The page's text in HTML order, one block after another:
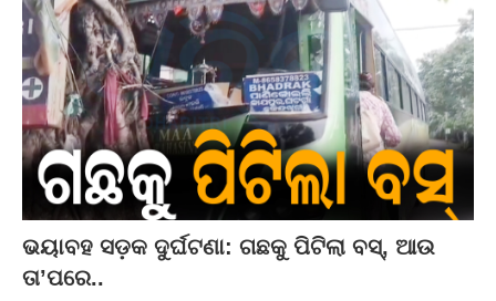
ଭୟାବହ ସଡ଼କ ଦୁର୍ଘଟଣା: ଗଛକୁ ପିଟିଲା ବସ୍‌, ଆଉ
ତା’ପରେ..